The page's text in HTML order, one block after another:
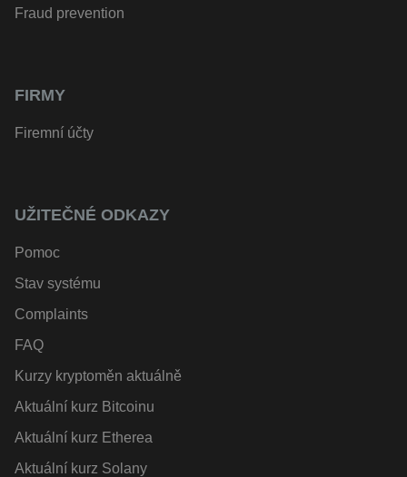
Fraud prevention
FIRMY
Firemní účty
UŽITEČNÉ ODKAZY
Pomoc
Stav systému
Complaints
FAQ
Kurzy kryptoměn aktuálně
Aktuální kurz Bitcoinu
Aktuální kurz Etherea
Aktuální kurz Solany